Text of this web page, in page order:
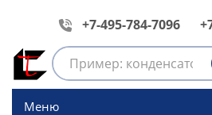
+7-495-784-7096
Меню